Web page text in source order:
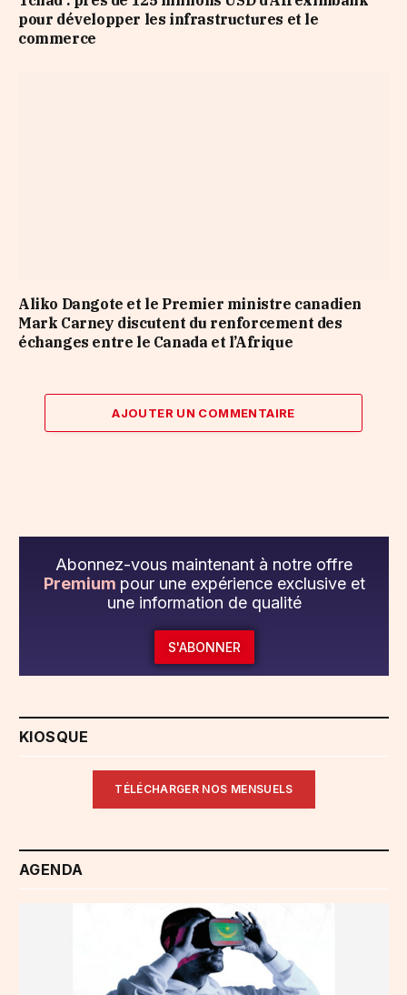
pour développer les infrastructures et le
commerce
Aliko Dangote et le Premier ministre canadien
Mark Carney discutent du renforcement des
échanges entre le Canada et l’Afrique
AJOUTER UN COMMENTAIRE
Abonnez-vous maintenant à notre offre
Premium pour une expérience exclusive et
une information de qualité
S'ABONNER
KIOSQUE
TÉLÉCHARGER NOS MENSUELS
AGENDA